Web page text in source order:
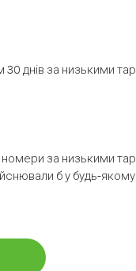
днів за низькими
номери за низькими
б у будь-якому